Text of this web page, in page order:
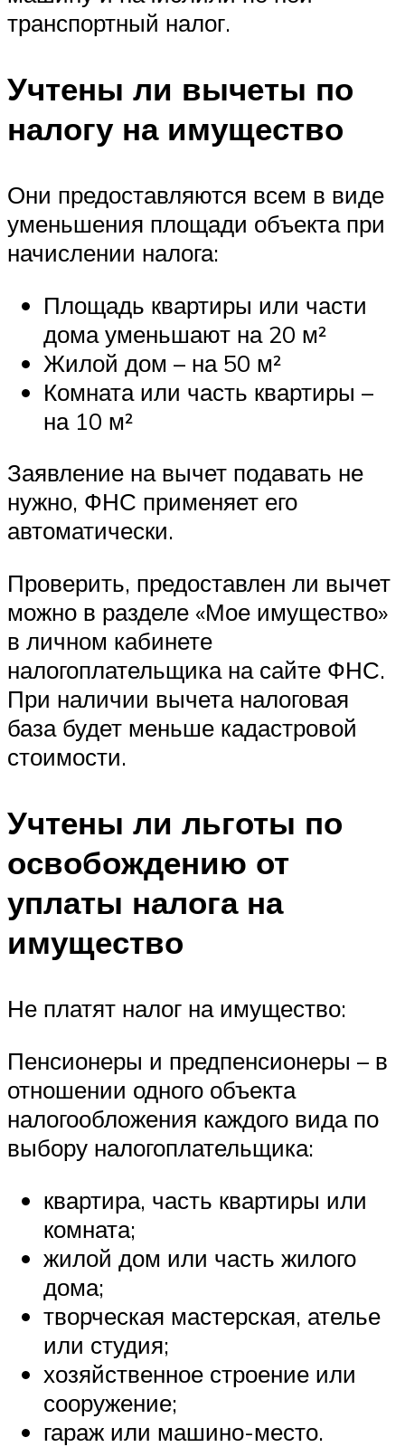
транспортный налог.
Учтены ли вычеты по
налогу на имущество
Они предоставляются всем в виде
уменьшения площади объекта при
начислении налога:
Площадь квартиры или части
дома уменьшают на 20 м²
Жилой дом – на 50 м²
Комната или часть квартиры –
на 10 м²
Заявление на вычет подавать не
нужно, ФНС применяет его
автоматически.
Проверить, предоставлен ли вычет
можно в разделе «Мое имущество»
в личном кабинете
налогоплательщика на сайте ФНС.
При наличии вычета налоговая
база будет меньше кадастровой
стоимости.
Учтены ли льготы по
освобождению от
уплаты налога на
имущество
Не платят налог на имущество:
Пенсионеры и предпенсионеры – в
отношении одного объекта
налогообложения каждого вида по
выбору налогоплательщика:
квартира, часть квартиры или
комната;
жилой дом или часть жилого
дома;
творческая мастерская, ателье
или студия;
хозяйственное строение или
сооружение;
гараж или машино-место.